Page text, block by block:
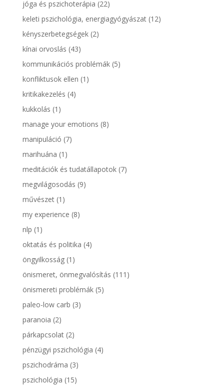
jóga és pszichoterápia (22)
keleti pszichológia, energiagyógyászat(12)
kényszerbetegségek(2)
kínai orvoslás (43)
kommunikációs problémák(5)
konfliktusok ellen (1)
kritikakezelés (4)
kukkolás (1)
manage your emotions (8)
manipuláció (7)
marihuána (1)
meditációk és tudatállapotok(7)
megvilágosodás (9)
művészet(1)
my experience (8)
nlp (1)
oktatás és politika (4)
öngyilkosság(1)
önismeret, önmegvalósítás (111)
önismereti problémák(5)
paleo-low carb (3)
paranoia (2)
párkapcsolat(2)
pénzügyi pszichológia (4)
pszichodráma (3)
pszichológia (15)